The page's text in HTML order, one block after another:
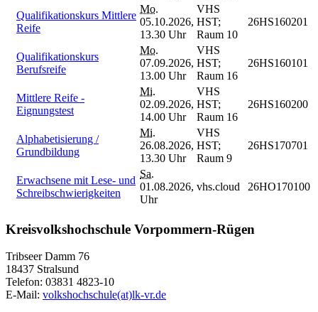
Qualifikationskurs Mittlere
Reife
Mo.
05.10.2026,
13.30 Uhr
VHS
HST;
Raum 10
26HS160201
Qualifikationskurs
Berufsreife
Mo.
07.09.2026,
13.00 Uhr
VHS
HST;
Raum 16
26HS160101
Mittlere Reife -
Eignungstest
Mi.
02.09.2026,
14.00 Uhr
VHS
HST;
Raum 16
26HS160200
Alphabetisierung /
Grundbildung
Mi.
26.08.2026,
13.30 Uhr
VHS
HST;
Raum 9
26HS170701
Erwachsene mit Lese- und
Schreibschwierigkeiten
Sa.
01.08.2026,
Uhr
vhs.cloud 26HO170100
Kreisvolkshochschule Vorpommern-Rügen
Tribseer Damm 76
18437 Stralsund
Telefon: 03831 4823-10
E-Mail: volkshochschule(at)lk-vr.de